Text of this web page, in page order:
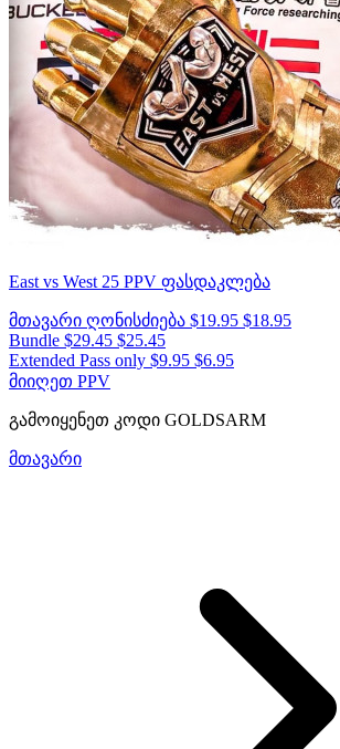
East vs West 25 PPV ფასდაკლება
მთავარი ღონისძიება $19.95 $18.95
Bundle $29.45 $25.45
Extended Pass only $9.95 $6.95
მიიღეთ PPV
გამოიყენეთ კოდი GOLDSARM
მთავარი